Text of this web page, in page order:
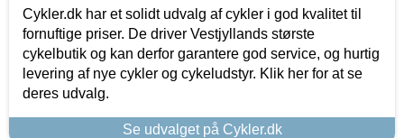
Cykler.dk har et solidt udvalg af cykler i god kvalitet til
fornuftige priser. De driver Vestjyllands største
cykelbutik og kan derfor garantere god service, og hurtig
levering af nye cykler og cykeludstyr. Klik her for at se
deres udvalg.
Se udvalget på Cykler.dk